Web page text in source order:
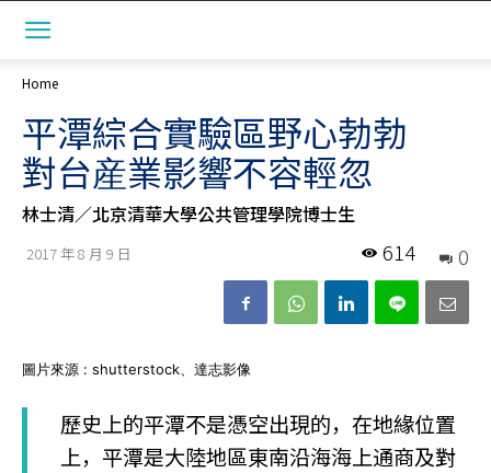
Home
平潭綜合實驗區野心勃勃
對台産業影響不容輕忽
林士清／北京清華大學公共管理學院博士生
2017 年 8 月 9 日 0
614
圖片來源 : shutterstock、達志影像
歷史上的平潭不是憑空出現的，在地緣位置
上，平潭是大陸地區東南沿海海上通商及對